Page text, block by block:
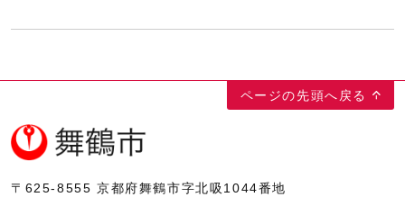
ページの先頭へ戻る
〒625-8555 京都府舞鶴市字北吸1044番地